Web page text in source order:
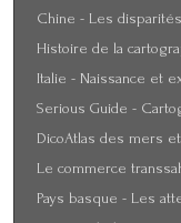
Chine - Les
Histoire de la
Italie - Naissance et
Serious Guide -
DicoAtlas des mers
Le commerce
Pays basque - Les